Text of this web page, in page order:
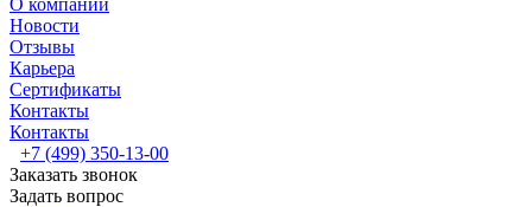
О компании
Новости
Отзывы
Карьера
Сертификаты
Контакты
Контакты
+7 (499) 350-13-00
Заказать звонок
Задать вопрос